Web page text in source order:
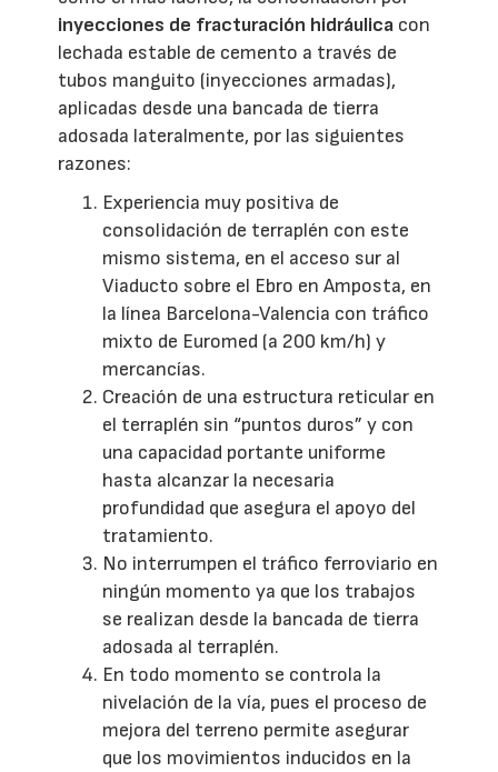
inyecciones de fracturación hidráulica con
lechada estable de cemento a través de
tubos manguito (inyecciones armadas),
aplicadas desde una bancada de tierra
adosada lateralmente, por las siguientes
razones:
Experiencia muy positiva de
consolidación de terraplén con este
mismo sistema, en el acceso sur al
Viaducto sobre el Ebro en Amposta, en
la línea Barcelona-Valencia con tráfico
mixto de Euromed (a 200 km/h) y
mercancías.
Creación de una estructura reticular en
el terraplén sin “puntos duros” y con
una capacidad portante uniforme
hasta alcanzar la necesaria
profundidad que asegura el apoyo del
tratamiento.
No interrumpen el tráfico ferroviario en
ningún momento ya que los trabajos
se realizan desde la bancada de tierra
adosada al terraplén.
En todo momento se controla la
nivelación de la vía, pues el proceso de
mejora del terreno permite asegurar
que los movimientos inducidos en la